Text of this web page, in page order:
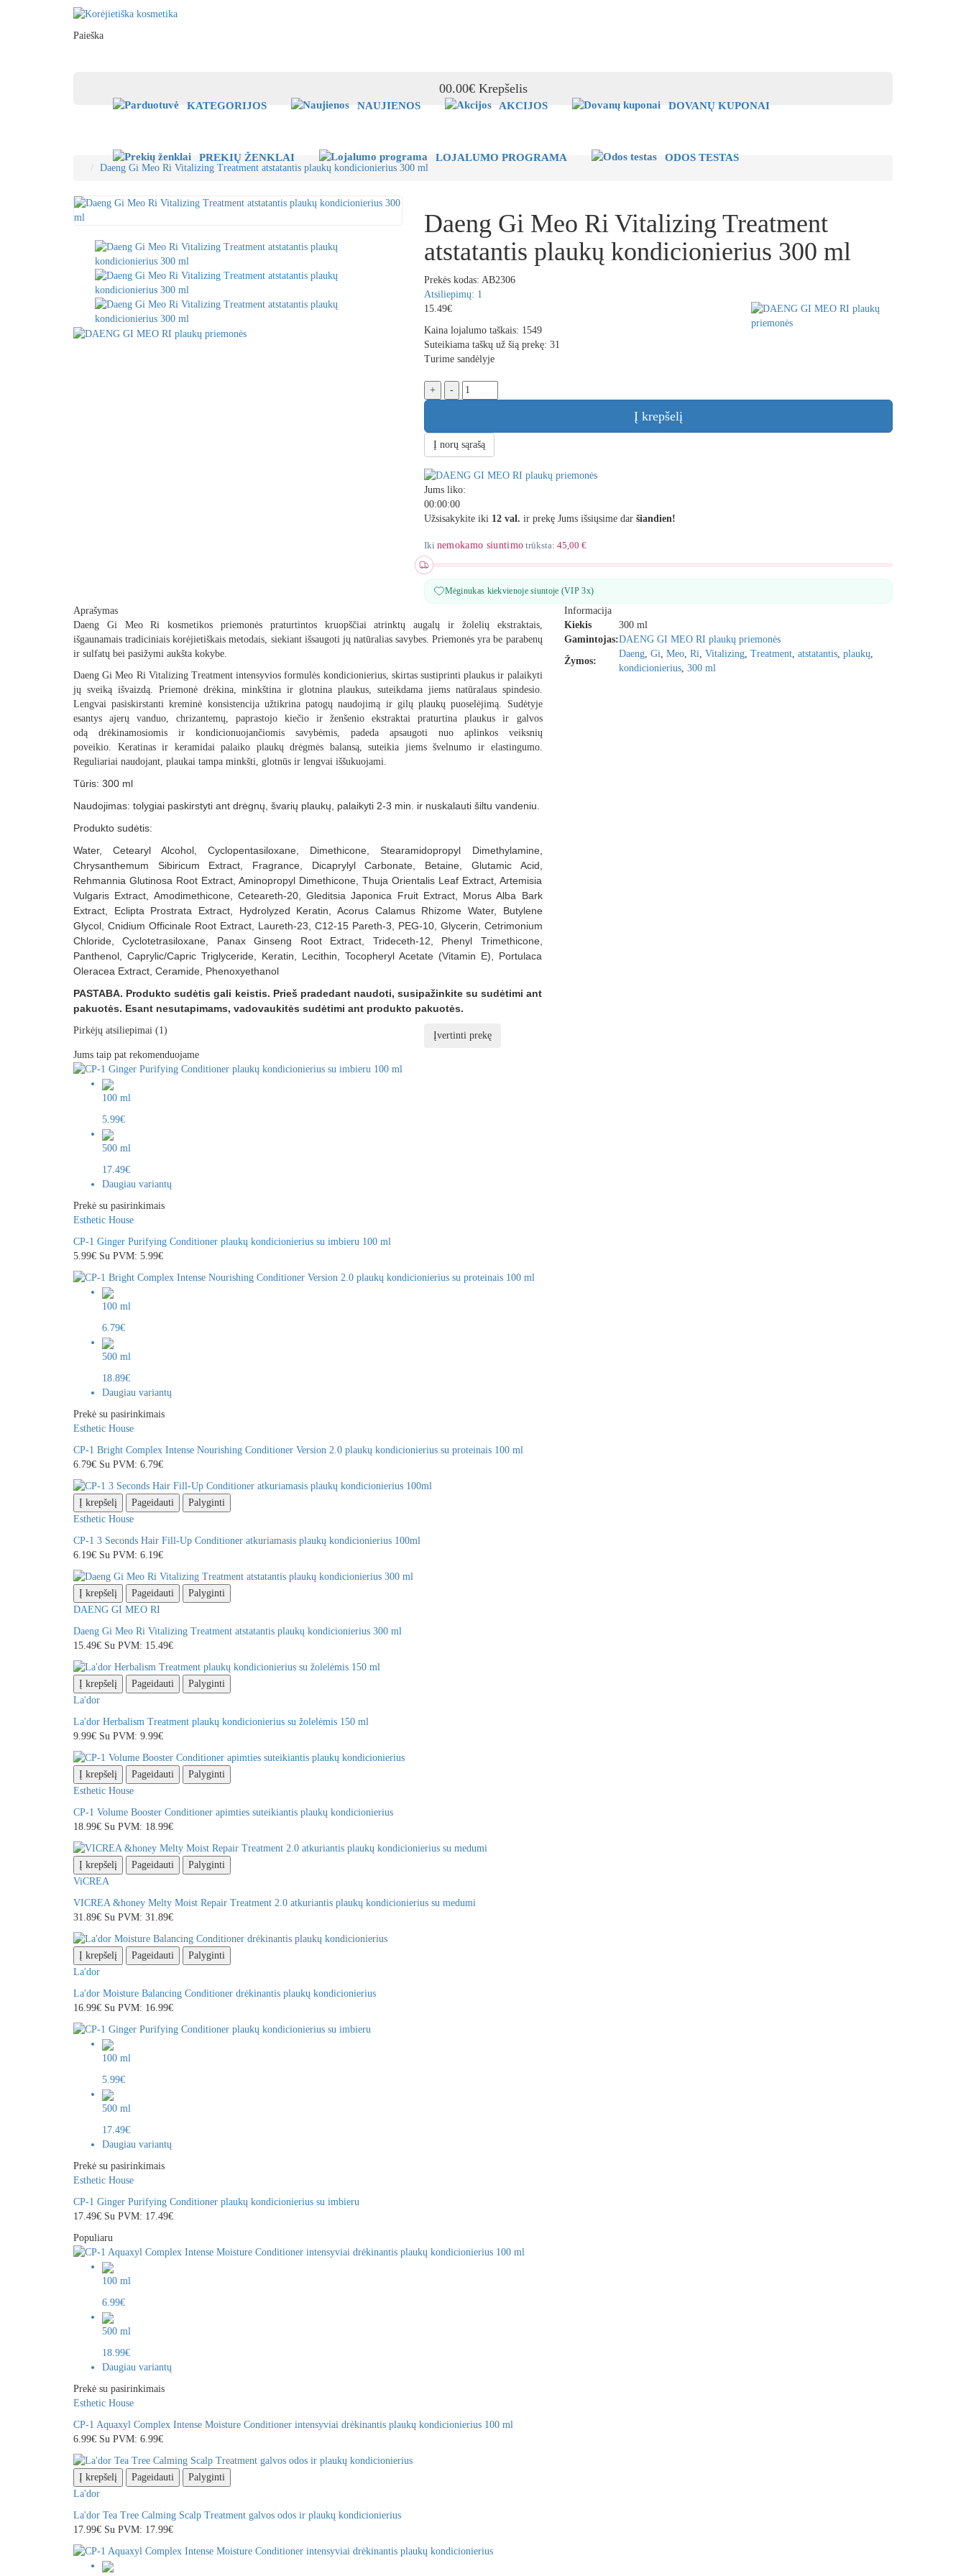
Paieška
00.00€ Krepšelis
KATEGORIJOS NAUJIENOS AKCIJOS DOVANŲ KUPONAI
PREKIŲ ŽENKLAI LOJALUMO PROGRAMA ODOS TESTAS
Daeng Gi Meo Ri Vitalizing Treatment atstatantis plaukų kondicionierius 300 ml
Daeng Gi Meo Ri Vitalizing Treatment
atstatantis plaukų kondicionierius 300 ml
Prekės kodas: AB2306
Atsiliepimų: 1
15.49€
Kaina lojalumo taškais: 1549
Suteikiama taškų už šią prekę: 31
Turime sandėlyje
+ -
Į krepšelį
Į norų sąrašą
Jums liko:
00:00:00
Užsisakykite iki 12 val. ir prekę Jums išsiųsime dar šiandien!
Iki nemokamo siuntimo trūksta:45,00 €
Mėginukas kiekvienoje siuntoje (VIP 3x)
Aprašymas
Daeng Gi Meo Ri kosmetikos priemonės praturtintos kruopščiai atrinktųaugalų ir žolelių ekstraktais,
išgaunamaistradiciniais korėjietiškais metodais , siekiant išsaugoti jų natūralias savybes. Priemonės yrabe parabenų
ir sulfatų bei pasižymi aukšta kokybe.
Daeng Gi Meo Ri Vitalizing Treatment intensyvios formulės kondicionierius, skirtas sustiprinti plaukus ir palaikyti
jų sveiką išvaizdą. Priemonė drėkina, minkština ir glotnina plaukus , suteikdama jiems natūralaus spindesio.
Lengvai pasiskirstantikreminė konsistencijaužtikrina patogų naudojimą ir gilų plaukų puoselėjimą. Sudėtyje
esantysajerų vanduo, chrizantemų, paprastojo kiečio ir ženšenio ekstraktai praturtina plaukus ir galvos
odą drėkinamosiomis ir kondicionuojančiomis savybėmis, padeda apsaugoti nuo aplinkos veiksnių
poveikio. Keratinas ir keramidai palaiko plaukų drėgmės balansą, suteikia jiems švelnumo ir elastingumo.
Reguliariai naudojant, plaukai tampa minkšti, glotnūs ir lengvai iššukuojami
Tūris: 300 ml
Naudojimas: tolygiai paskirstyti ant drėgnų, švarių plaukų, palaikyti 2-3 min. ir nuskalauti šiltu vandeniu.
Produkto sudėtis:
Water, Cetearyl Alcohol, Cyclopentasiloxane, Dimethicone, Stearamidopropyl Dimethylamine,
Chrysanthemum Sibiricum Extract, Fragrance, Dicaprylyl Carbonate, Betaine, Glutamic Acid,
Rehmannia Glutinosa Root Extract, Aminopropyl Dimethicone, Thuja Orientalis Leaf Extract, Artemisia
Vulgaris Extract, Amodimethicone, Ceteareth-20, Gleditsia Japonica Fruit Extract, Morus Alba Bark
Extract, Eclipta Prostrata Extract, Hydrolyzed Keratin, Acorus Calamus Rhizome Water, Butylene
Glycol, Cnidium Officinale Root Extract, Laureth-23, C12-15 Pareth-3, PEG-10, Glycerin, Cetrimonium
Chloride, Cyclotetrasiloxane, Panax Ginseng Root Extract, Trideceth-12, Phenyl Trimethicone,
Panthenol, Caprylic/Capric Triglyceride, Keratin, Lecithin, Tocopheryl Acetate (Vitamin E), Portulaca
Oleracea Extract, Ceramide, Phenoxyethanol
PASTABA. Produkto sudėtis gali keistis. Prieš pradedant naudoti, susipažinkite su sudėtimi ant
pakuotės. Esant nesutapimams, vadovaukitės sudėtimi ant produkto pakuotės.
Informacija
Kiekis
300 ml
Gamintojas:DAENG GI MEO RI plaukų priemonės
Žymos:
Daeng, Gi Meo, Ri Vitalizing, Treatment, atstatantis, plaukų
kondicionierius, 300 ml
Pirkėjų atsiliepimai (1)
Įvertinti prekę
Jums taip pat rekomenduojame
100 ml
5.99€
500 ml
17.49€
Daugiau variantų
Prekė su pasirinkimais
Esthetic House
CP-1 Ginger Purifying Conditioner plaukų kondicionierius su imbieru 100 ml
5.99€ Su PVM: 5.99€
100 ml
6.79€
500 ml
18.89€
Daugiau variantų
Prekė su pasirinkimais
Esthetic House
CP-1 Bright Complex Intense Nourishing Conditioner Version 2.0 plaukų kondicionierius su proteinais 100 ml
6.79€ Su PVM: 6.79€
Į krepšelį Pageidauti
Palyginti
Esthetic House
CP-1 3 Seconds Hair Fill-Up Conditioner atkuriamasis plaukų kondicionierius 100ml
6.19€ Su PVM: 6.19€
Į krepšelį Pageidauti
Palyginti
DAENG GI MEO RI
Daeng Gi Meo Ri Vitalizing Treatment atstatantis plaukų kondicionierius 300 ml
15.49€ Su PVM: 15.49€
Į krepšelį Pageidauti
Palyginti
La'dor
La'dor Herbalism Treatment plaukų kondicionierius su žolelėmis 150 ml
9.99€ Su PVM: 9.99€
Į krepšelį Pageidauti
Palyginti
Esthetic House
CP-1 Volume Booster Conditioner apimties suteikiantis plaukų kondicionierius
18.99€ Su PVM: 18.99€
Į krepšelį Pageidauti
Palyginti
ViCREA
VICREA &honey Melty Moist Repair Treatment 2.0 atkuriantis plaukų kondicionierius su medumi
31.89€ Su PVM: 31.89€
Į krepšelį Pageidauti
Palyginti
La'dor
La'dor Moisture Balancing Conditioner drėkinantis plaukų kondicionierius
16.99€ Su PVM: 16.99€
100 ml
5.99€
500 ml
17.49€
Daugiau variantų
Prekė su pasirinkimais
Esthetic House
CP-1 Ginger Purifying Conditioner plaukų kondicionierius su imbieru
17.49€ Su PVM: 17.49€
Populiaru
100 ml
6.99€
500 ml
18.99€
Daugiau variantų
Prekė su pasirinkimais
Esthetic House
CP-1 Aquaxyl Complex Intense Moisture Conditioner intensyviai drėkinantis plaukų kondicionierius 100 ml
6.99€ Su PVM: 6.99€
Į krepšelį Pageidauti
Palyginti
La'dor
La'dor Tea Tree Calming Scalp Treatment galvos odos ir plaukų kondicionierius
17.99€ Su PVM: 17.99€